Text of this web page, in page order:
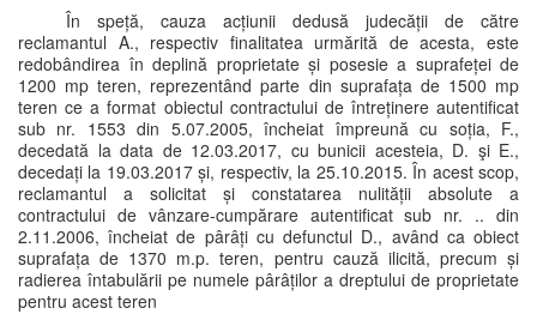
În speță, cauza acțiunii dedusă judecății de către
reclamantul A., respectiv finalitatea urmărită de acesta, este
redobândirea în deplină proprietate și posesie a suprafeței de
1200 mp teren, reprezentând parte din suprafața de 1500 mp
teren ce a format obiectul contractului de întreținere autentificat
sub nr. 1553 din 5.07.2005, încheiat împreună cu soția, F.,
decedată la data de 12.03.2017, cu bunicii acesteia, D. şi E.,
decedați la 19.03.2017 și, respectiv, la 25.10.2015. În acest scop,
reclamantul a solicitat și constatarea nulității absolute a
contractului de vânzare-cumpărare autentificat sub nr. .. din
2.11.2006, încheiat de pârâți cu defunctul D., având ca obiect
suprafața de 1370 m.p. teren, pentru cauză ilicită, precum și
radierea întabulării pe numele pârâților a dreptului de proprietate
pentru acest teren